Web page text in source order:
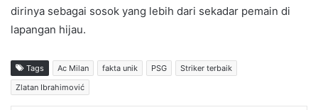
dirinya sebagai sosok yang lebih dari sekadar pemain di
lapangan hijau.
Tags Ac Milan fakta unik PSG
Striker terbaik
Zlatan Ibrahimović